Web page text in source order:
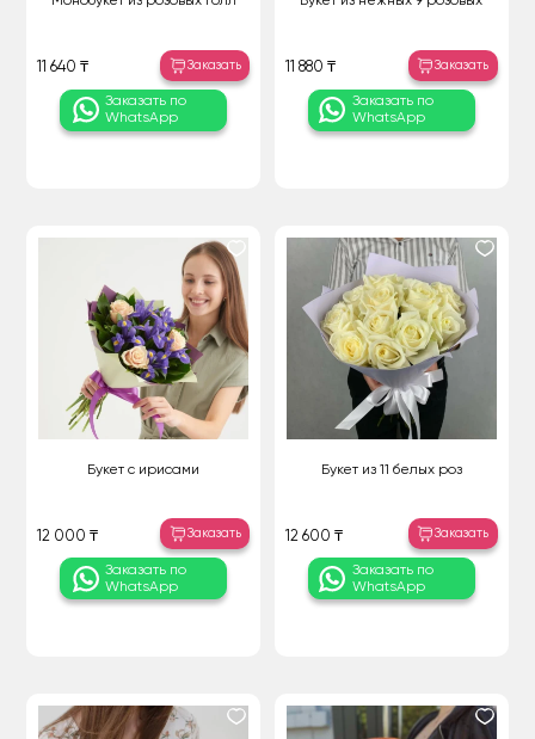
11 640 ₸ Заказать
Заказать по
WhatsApp
11 880 ₸ Заказать
Заказать по
WhatsApp
Букет с ирисами
12 000 ₸ Заказать
Заказать по
WhatsApp
Букет из 11 белых роз
12 600 ₸ Заказать
Заказать по
WhatsApp